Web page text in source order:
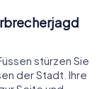
stürzen Sie
der Stadt. Ihre